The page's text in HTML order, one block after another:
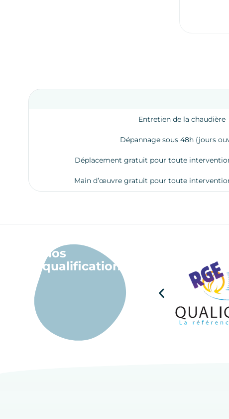
Entretien de la chaudière
Dépannage sous 48h (jours
Déplacement gratuit pour toute
Main d’œuvre gratuit pour toute
Nos
qualifications